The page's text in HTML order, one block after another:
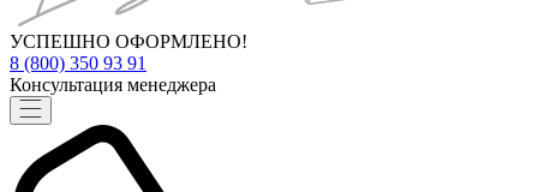
УСПЕШНО ОФОРМЛЕНО!
8 (800) 350 93 91
Консультация менеджера